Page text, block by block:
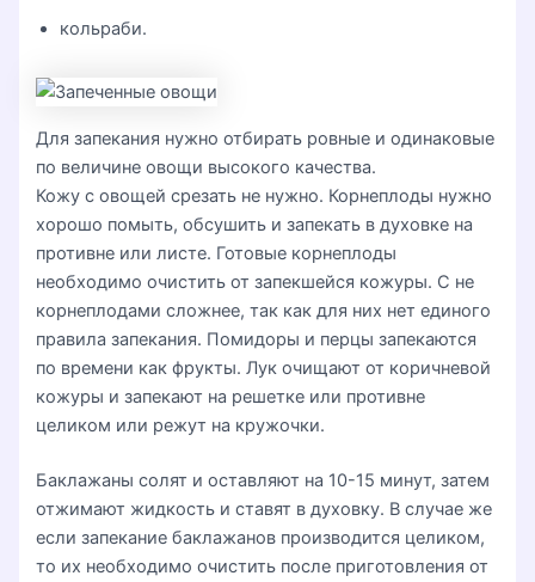
кольраби.
Для запекания нужно отбирать ровные и одинаковые
по величине овощи высокого качества.
Кожу с овощей срезать не нужно. Корнеплоды нужно
хорошо помыть, обсушить и запекать в духовке на
противне или листе. Готовые корнеплоды
необходимо очистить от запекшейся кожуры. С не
корнеплодами сложнее, так как для них нет единого
правила запекания. Помидоры и перцы запекаются
по времени как фрукты. Лук очищают от коричневой
кожуры и запекают на решетке или противне
целиком или режут на кружочки.
Баклажаны солят и оставляют на 10-15 минут, затем
отжимают жидкость и ставят в духовку. В случае же
если запекание баклажанов производится целиком,
то их необходимо очистить после приготовления от